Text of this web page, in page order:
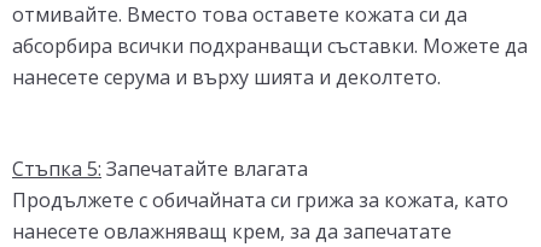
отмивайте. Вместо това оставете кожата си да
абсорбира всички подхранващи съставки. Можете да
нанесете серума и върху шията и деколтето.
Стъпка 5: Запечатайте влагата
Продължете с обичайната си грижа за кожата, като
нанесете овлажняващ крем, за да запечатате